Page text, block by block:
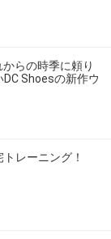
らの時季に頼り
Shoesの新作ウ
レーニング！